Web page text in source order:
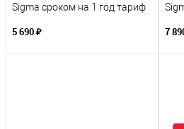
Sigma сроком на 1 год тариф
5 690 ₽ 7